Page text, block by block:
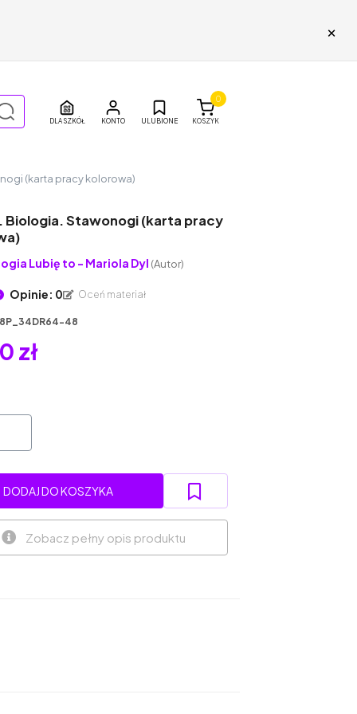
×
DLA SZKÓŁ ULUBIONE KOSZYK
0
(karta pracy kolorowa)
Biologia. Stawonogi (karta pracy
Lubię to - Mariola Dyl (Autor)
Opinie: 0 Oceń materiał
48
zł
DODAJ DO KOSZYKA
Zobacz pełny opis produktu